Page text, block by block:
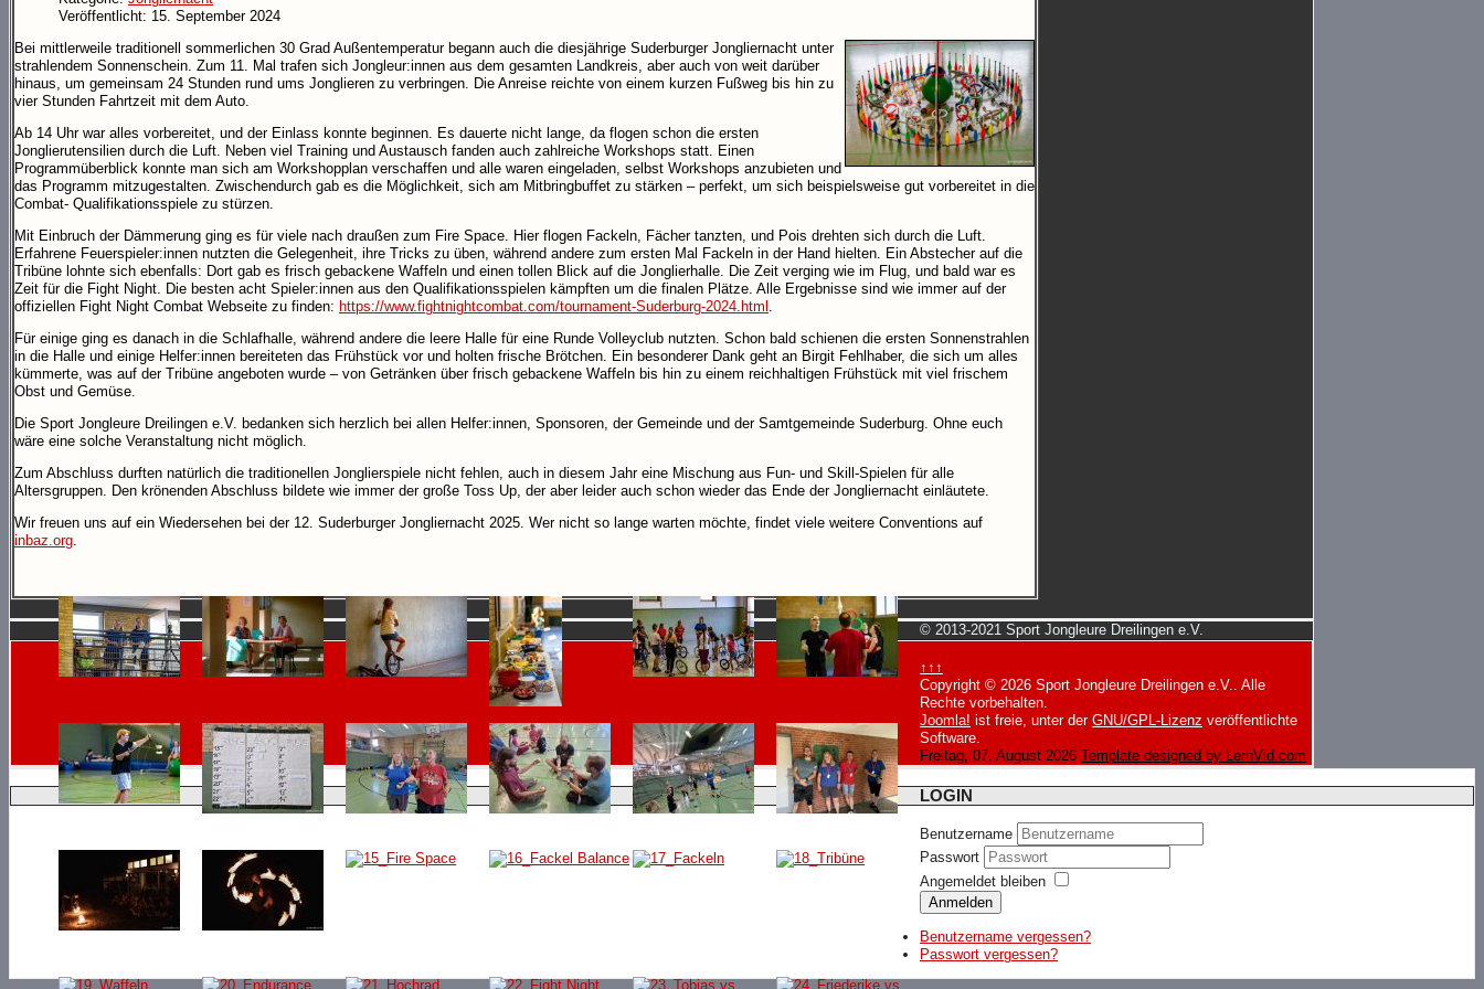
Veröffentlicht: 15. September 2024
Bei mittlerweile traditionell sommerlichen 30 Grad Außentemperatur begann auch die diesjährige Suderburger Jongliernacht unter
strahlendem Sonnenschein. Zum 11. Mal trafen sich Jongleur:innen aus dem gesamten Landkreis, aber auch von weit darüber
hinaus, um gemeinsam 24 Stunden rund ums Jonglieren zu verbringen. Die Anreise reichte von einem kurzen Fußweg bis hin zu
vier Stunden Fahrtzeit mit dem Auto.
Ab 14 Uhr war alles vorbereitet, und der Einlass konnte beginnen. Es dauerte nicht lange, da flogen schon die ersten
Jonglierutensilien durch die Luft. Neben viel Training und Austausch fanden auch zahlreiche Workshops statt. Einen
Programmüberblick konnte man sich am Workshopplan verschaffen und alle waren eingeladen, selbst Workshops anzubieten und
das Programm mitzugestalten. Zwischendurch gab es die Möglichkeit, sich am Mitbringbuffet zu stärken – perfekt, um sich beispielsweise gut vorbereitet in die
Combat- Qualifikationsspiele zu stürzen.
Mit Einbruch der Dämmerung ging es für viele nach draußen zum Fire Space. Hier flogen Fackeln, Fächer tanzten, und Pois drehten sich durch die Luft.
Erfahrene Feuerspieler:innen nutzten die Gelegenheit, ihre Tricks zu üben, während andere zum ersten Mal Fackeln in der Hand hielten. Ein Abstecher auf die
Tribüne lohnte sich ebenfalls: Dort gab es frisch gebackene Waffeln und einen tollen Blick auf die Jonglierhalle. Die Zeit verging wie im Flug, und bald war es
Zeit für die Fight Night. Die besten acht Spieler:innen aus den Qualifikationsspielen kämpften um die finalen Plätze. Alle Ergebnisse sind wie immer auf der
offiziellen Fight Night Combat Webseite zu finden: https://www.fightnightcombat.com/tournament-Suderburg-2024.html
Für einige ging es danach in die Schlafhalle, während andere die leere Halle für eine Runde Volleyclub nutzten. Schon bald schienen die ersten Sonnenstrahlen
in die Halle und einige Helfer:innen bereiteten das Frühstück vor und holten frische Brötchen. Ein besonderer Dank geht an Birgit Fehlhaber, die sich um alles
kümmerte, was auf der Tribüne angeboten wurde – von Getränken über frisch gebackene Waffeln bis hin zu einem reichhaltigen Frühstück mit viel frischem
Obst und Gemüse.
Die Sport Jongleure Dreilingen e.V. bedanken sich herzlich bei allen Helfer:innen, Sponsoren, der Gemeinde und der Samtgemeinde Suderburg. Ohne euch
wäre eine solche Veranstaltung nicht möglich.
Zum Abschluss durften natürlich die traditionellen Jonglierspiele nicht fehlen, auch in diesem Jahr eine Mischung aus Fun- und Skill-Spielen für alle
Altersgruppen. Den krönenden Abschluss bildete wie immer der große Toss Up, der aber leider auch schon wieder das Ende der Jongliernacht einläutete.
Wir freuen uns auf ein Wiedersehen bei der 12. Suderburger Jongliernacht 2025. Wer nicht so lange warten möchte, findet viele weitere Conventions auf
inbaz.org
© 2013-2021 Sport Jongleure Dreilingen e.V.
↑↑↑
Copyright © 2026 Sport Jongleure Dreilingen e.V.. Alle
Rechte vorbehalten.
Joomla! ist freie, unter der GNU/GPL-Lizenz veröffentlichte
Software.
Freitag, 07. August 2026 Template designed by LernVid.com
LOGIN
Benutzername
Passwort
Angemeldet bleiben
Anmelden
Benutzername vergessen?
Passwort vergessen?